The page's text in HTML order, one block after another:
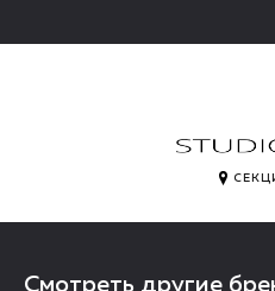
Смотреть другие